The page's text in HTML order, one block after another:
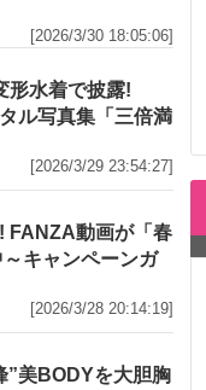
[2026/3/30 18:05:06]
形水着で披露!
ル写真集「三倍満
[2026/3/29 23:54:27]
FANZA動画が「春
キャンペーンガ
[2026/3/28 20:14:19]
”美BODYを大胆胸